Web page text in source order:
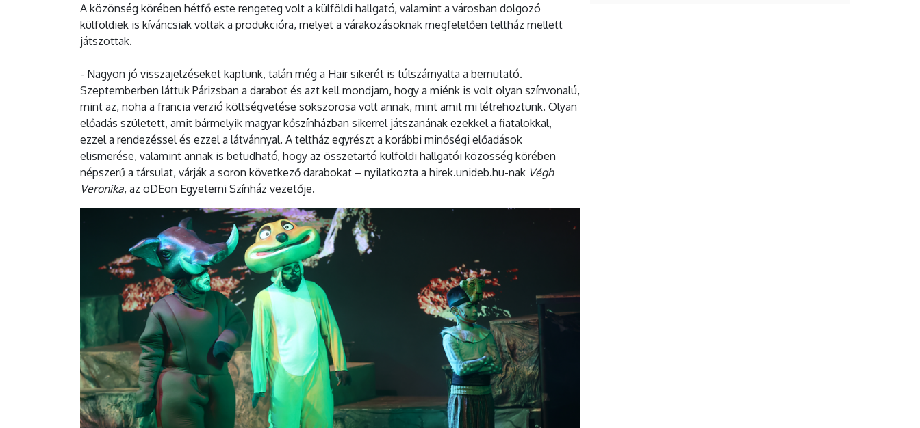
A közönség körében hétfő este rengeteg volt a külföldi hallgató, valamint a városban dolgozó
külföldiek is kíváncsiak voltak a produkcióra, melyet a várakozásoknak megfelelően teltház mellett
játszottak.
- Nagyon jó visszajelzéseket kaptunk, talán még a Hair sikerét is túlszárnyalta a bemutató.
Szeptemberben láttuk Párizsban a darabot és azt kell mondjam, hogy a miénk is volt olyan színvonalú,
mint az, noha a francia verzió költségvetése sokszorosa volt annak, mint amit mi létrehoztunk. Olyan
előadás született, amit bármelyik magyar kőszínházban sikerrel játszanának ezekkel a fiatalokkal,
ezzel a rendezéssel és ezzel a látvánnyal. A teltház egyrészt a korábbi minőségi előadások
elismerése, valamint annak is betudható, hogy az összetartó külföldi hallgatói közösség körében
népszerű a társulat, várják a soron következő darabokat – nyilatkozta a hirek.unideb.hu-nak Végh
Veronika, az oDEon Egyetemi Színház vezetője.